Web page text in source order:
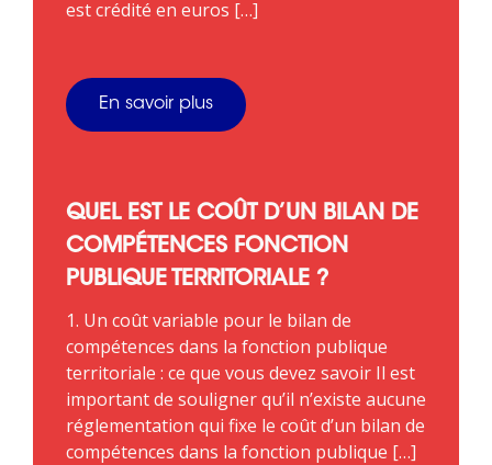
est crédité en euros […]
En savoir plus
QUEL EST LE COÛT D’UN BILAN DE
COMPÉTENCES FONCTION
PUBLIQUE TERRITORIALE ?
1. Un coût variable pour le bilan de
compétences dans la fonction publique
territoriale : ce que vous devez savoir Il est
important de souligner qu’il n’existe aucune
réglementation qui fixe le coût d’un bilan de
compétences dans la fonction publique […]